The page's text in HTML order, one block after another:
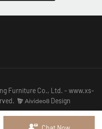
Furniture Co., Ltd. - www.xs-
Design